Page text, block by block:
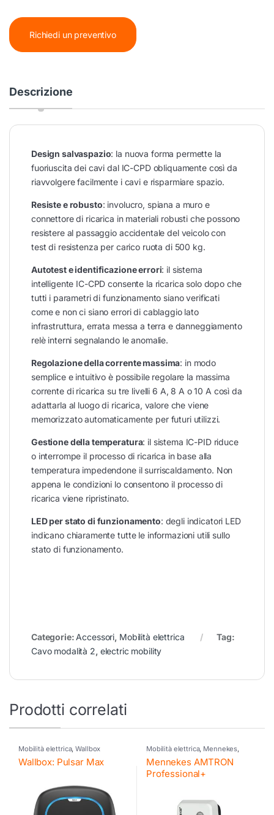
Richiedi un preventivo
Descrizione
Design salvaspazio: la nuova forma permette la
fuoriuscita dei cavi dal IC-CPD obliquamente così da
riavvolgere facilmente i cavi e risparmiare spazio.
Resiste e robusto: involucro, spiana a muro e
connettore di ricarica in materiali robusti che possono
resistere al passaggio accidentale del veicolo con
test di resistenza per carico ruota di 500 kg.
Autotest e identificazione errori: il sistema
intelligente IC-CPD consente la ricarica solo dopo che
tutti i parametri di funzionamento siano verificati
come e non ci siano errori di cablaggio lato
infrastruttura, errata messa a terra e danneggiamento
relè interni segnalando le anomalie.
Regolazione della corrente massima: in modo
semplice e intuitivo è possibile regolare la massima
corrente di ricarica su tre livelli 6 A, 8 A o 10 A così da
adattarla al luogo di ricarica, valore che viene
memorizzato automaticamente per futuri utilizzi.
Gestione della temperatura: il sistema IC-PID riduce
o interrompe il processo di ricarica in base alla
temperatura impedendone il surriscaldamento. Non
appena le condizioni lo consentono il processo di
ricarica viene ripristinato.
LED per stato di funzionamento: degli indicatori LED
indicano chiaramente tutte le informazioni utili sullo
stato di funzionamento.
Categorie: Accessori, Mobilità elettrica
Tag:
Cavo modalità 2, electric mobility
Prodotti correlati
Mobilità elettrica,Wallbox
Wallbox: Pulsar Max
Mobilità elettrica, Mennekes
Mennekes AMTRON
Professional+